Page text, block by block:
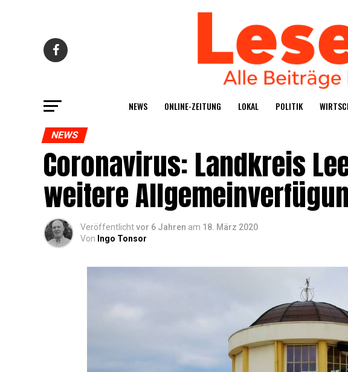
NEWS ONLINE-ZEI­TUNG LOKAL POLI­TIK
NEWS
Coro­na­vi­rus: Land­kreis
wei­te­re
Veröffentlichtvor 6 Jahren am 18. März 2020
Von Ingo Tonsor